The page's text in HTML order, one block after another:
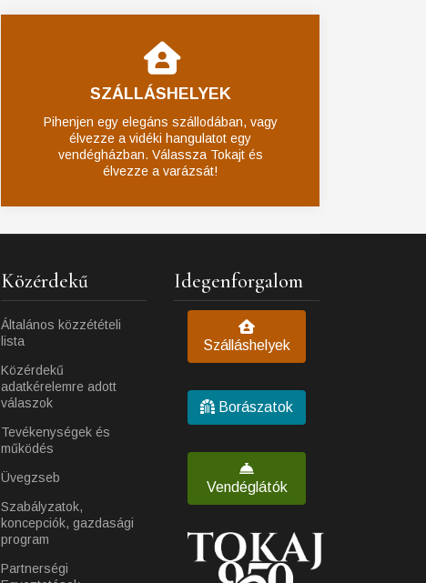
SZÁLLÁSHELYEK
Pihenjen egy elegáns szállodában, vagy
élvezze a vidéki hangulatot egy
vendégházban. Válassza Tokajt és
élvezze a varázsát!
Közérdekű
Általános közzétételi
lista
Közérdekű
adatkérelemre adott
válaszok
Tevékenységek és
működés
Üvegzseb
Szabályzatok,
koncepciók, gazdasági
program
Partnerségi
Idegenforgalom
Szálláshelyek
Borászatok
Vendéglátók